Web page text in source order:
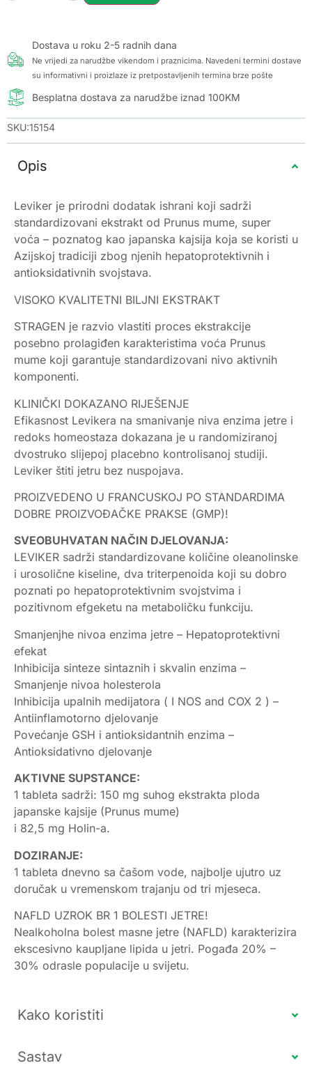
Dostava u roku 2-5 radnih dana
Ne vrijedi za narudžbe vikendom i praznicima. Navedeni termini dostave
su informativni i proizlaze iz pretpostavljenih termina brze pošte
Besplatna dostava za narudžbe iznad 100KM
SKU:15154
Opis
Leviker je prirodni dodatak ishrani koji sadrži
standardizovani ekstrakt od Prunus mume, super
voća – poznatog kao japanska kajsija koja se koristi u
Azijskoj tradiciji zbog njenih hepatoprotektivnih i
antioksidativnih svojstava.
VISOKO KVALITETNI BILJNI EKSTRAKT
STRAGEN je razvio vlastiti proces ekstrakcije
posebno prolagiđen karakteristima voća Prunus
mume koji garantuje standardizovani nivo aktivnih
komponenti.
KLINIČKI DOKAZANO RIJEŠENJE
Efikasnost Levikera na smanivanje niva enzima jetre i
redoks homeostaza dokazana je u randomiziranoj
dvostruko slijepoj placebno kontrolisanoj studiji.
Leviker štiti jetru bez nuspojava.
PROIZVEDENO U FRANCUSKOJ PO STANDARDIMA
DOBRE PROIZVOĐAČKE PRAKSE (GMP)!
SVEOBUHVATAN NAČIN DJELOVANJA:
LEVIKER sadrži standardizovane količine oleanolinske
i urosolične kiseline, dva triterpenoida koji su dobro
poznati po hepatoprotektivnim svojstvima i
pozitivnom efgeketu na metaboličku funkciju.
Smanjenjhe nivoa enzima jetre – Hepatoprotektivni
efekat
Inhibicija sinteze sintaznih i skvalin enzima –
Smanjenje nivoa holesterola
Inhibicija upalnih medijatora ( I NOS and COX 2 ) –
Antiinflamotorno djelovanje
Povećanje GSH i antioksidantnih enzima –
Antioksidativno djelovanje
AKTIVNE SUPSTANCE:
1 tableta sadrži: 150 mg suhog ekstrakta ploda
japanske kajsije (Prunus mume)
i 82,5 mg Holin-a.
DOZIRANJE:
1 tableta dnevno sa čašom vode, najbolje ujutro uz
doručak u vremenskom trajanju od tri mjeseca.
NAFLD UZROK BR 1 BOLESTI JETRE!
Nealkoholna bolest masne jetre (NAFLD) karakterizira
ekscesivno kaupljane lipida u jetri. Pogađa 20% –
30% odrasle populacije u svijetu.
Kako koristiti
Sastav